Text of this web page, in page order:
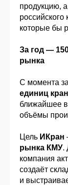
продукцию,
которые бы
За год —
рынка
С момента
единиц
ближайшее
объёмы
Цель ИКран
рынка КМУ.
компания
создаёт
и